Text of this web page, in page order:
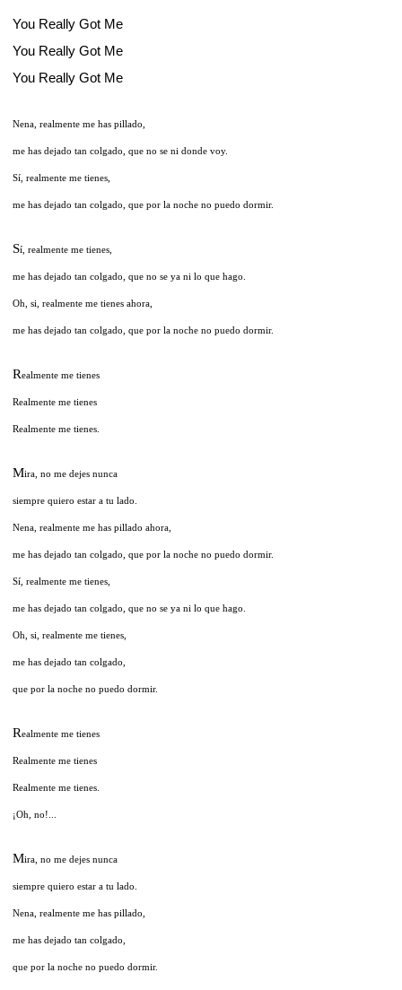
You Really Got Me
You Really Got Me
You Really Got Me
Nena, realmente me has pillado,
me has dejado tan colgado, que no se ni donde voy.
Sí, realmente me tienes,
me has dejado tan colgado, que por la noche no puedo dormir.
Sí, realmente me tienes,
me has dejado tan colgado, que no se ya ni lo que hago.
Oh, si, realmente me tienes ahora,
me has dejado tan colgado, que por la noche no puedo dormir.
Realmente me tienes
Realmente me tienes
Realmente me tienes.
Mira, no me dejes nunca
siempre quiero estar a tu lado.
Nena, realmente me has pillado ahora,
me has dejado tan colgado, que por la noche no puedo dormir.
Sí, realmente me tienes,
me has dejado tan colgado, que no se ya ni lo que hago.
Oh, si, realmente me tienes,
me has dejado tan colgado,
que por la noche no puedo dormir.
Realmente me tienes
Realmente me tienes
Realmente me tienes.
¡Oh, no!...
Mira, no me dejes nunca
siempre quiero estar a tu lado.
Nena, realmente me has pillado,
me has dejado tan colgado,
que por la noche no puedo dormir.